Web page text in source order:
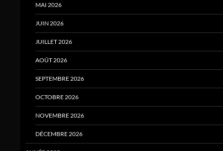
MAI 2026
JUIN 2026
JUILLET 2026
AOÛT 2026
SEPTEMBRE 2026
OCTOBRE 2026
NOVEMBRE 2026
DÉCEMBRE 2026